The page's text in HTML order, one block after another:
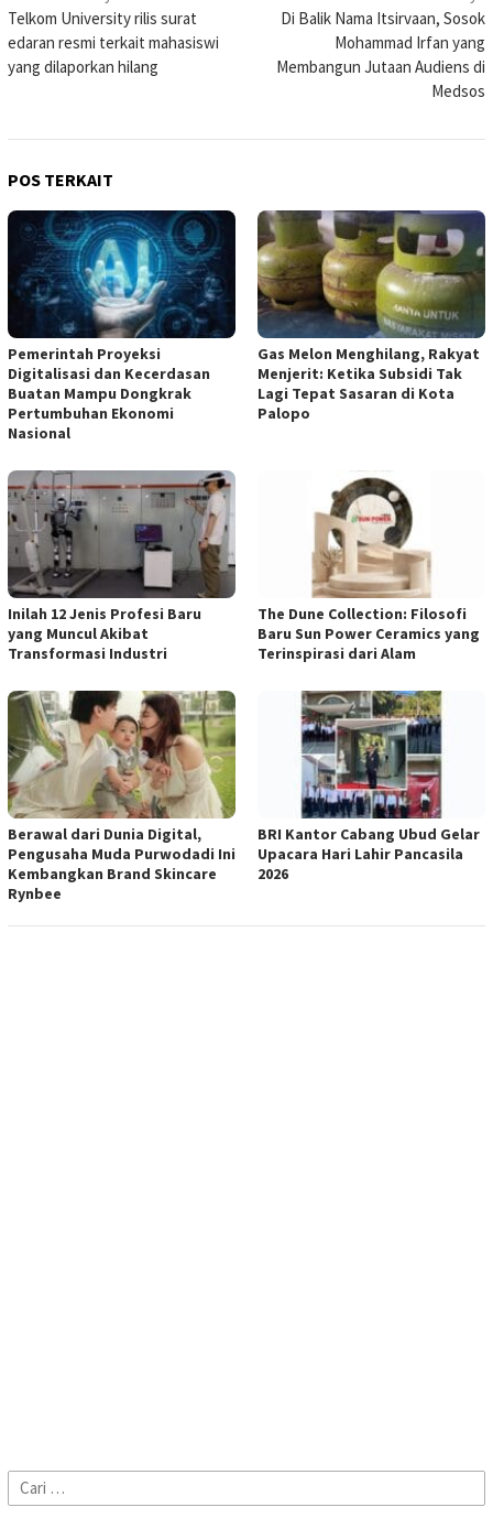
pos
Telkom University rilis surat
edaran resmi terkait mahasiswi
yang dilaporkan hilang
Di Balik Nama Itsirvaan, Sosok
Mohammad Irfan yang
Membangun Jutaan Audiens di
Medsos
POS TERKAIT
Pemerintah Proyeksi
Digitalisasi dan Kecerdasan
Buatan Mampu Dongkrak
Pertumbuhan Ekonomi
Nasional
Gas Melon Menghilang, Rakyat
Menjerit: Ketika Subsidi Tak
Lagi Tepat Sasaran di Kota
Palopo
Inilah 12 Jenis Profesi Baru
yang Muncul Akibat
Transformasi Industri
The Dune Collection: Filosofi
Baru Sun Power Ceramics yang
Terinspirasi dari Alam
Berawal dari Dunia Digital,
Pengusaha Muda Purwodadi Ini
Kembangkan Brand Skincare
Rynbee
BRI Kantor Cabang Ubud Gelar
Upacara Hari Lahir Pancasila
2026
Cari
untuk: